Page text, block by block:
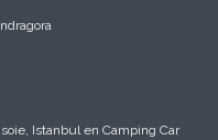
Istanbul en Camping Car